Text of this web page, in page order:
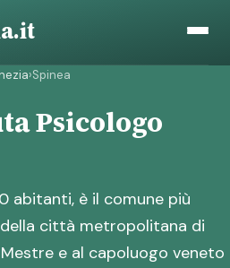
›Spinea
Psicologo
abitanti, è il comune più
città metropolitana di
e al capoluogo veneto